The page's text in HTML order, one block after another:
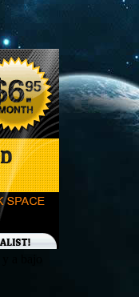
a bajo